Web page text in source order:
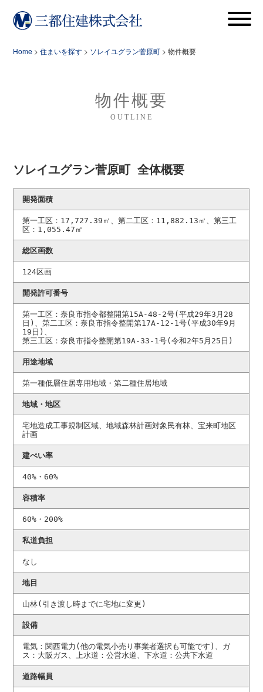
Home 住まいを探す ソレイユグラン菅原町 物件概要
物件概要
OUTLINE
ソレイユグラン菅原町 全体概要
開発面積
第一工区：17,727.39㎡、第二工区：11,882.13㎡、第三工
区：1,055.47㎡
総区画数
124区画
開発許可番号
第一工区：奈良市指令都整開第15A-48-2号(平成29年3月28
日)、第二工区：奈良市指令整開第17A-12-1号(平成30年9月
19日)、
第三工区：奈良市指令整開第19A-33-1号(令和2年5月25日)
用途地域
第一種低層住居専用地域・第二種住居地域
地域・地区
宅地造成工事規制区域、地域森林計画対象民有林、宝来町地区
計画
建ぺい率
40%・60%
容積率
60%・200%
私道負担
なし
地目
山林(引き渡し時までに宅地に変更)
設備
電気：関西電力(他の電気小売り事業者選択も可能です)、ガ
ス：大阪ガス、上水道：公営水道、下水道：公共下水道
道路幅員